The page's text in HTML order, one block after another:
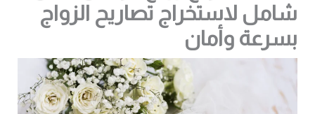
شامل لاستخراج تصاريح الزواج
بسرعة وأمان